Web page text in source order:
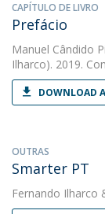
CAPÍTULO DE LIVRO
Prefácio
Manuel Cândido
Ilharco). 2019.
DOWNLOAD
OUTRAS
Smarter PT
Fernando Ilharco